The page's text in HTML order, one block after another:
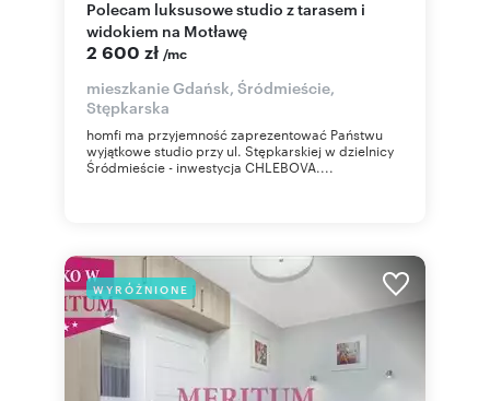
Polecam luksusowe studio z tarasem i
widokiem na Motławę
2 600 zł /mc
mieszkanie Gdańsk, Śródmieście,
Stępkarska
homfi ma przyjemność zaprezentować Państwu
wyjątkowe studio przy ul. Stępkarskiej w dzielnicy
Śródmieście - inwestycja CHLEBOVA....
WYRÓŻNIONE